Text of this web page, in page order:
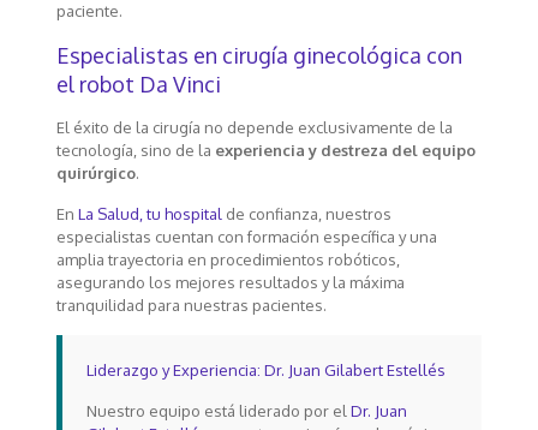
paciente.
Especialistas en cirugía ginecológica con
el robot Da Vinci
El éxito de la cirugía no depende exclusivamente de la
tecnología, sino de la experiencia y destreza del equipo
quirúrgico.
En La Salud, tu hospital de confianza, nuestros
especialistas cuentan con formación específica y una
amplia trayectoria en procedimientos robóticos,
asegurando los mejores resultados y la máxima
tranquilidad para nuestras pacientes.
Liderazgo y Experiencia: Dr. Juan Gilabert Estellés
Nuestro equipo está liderado por elDr. Juan